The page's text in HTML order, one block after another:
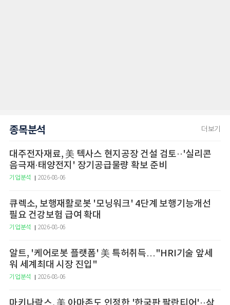
종목분석 더보기
대주전자재료, 美 텍사스 현지공장 건설 검토··'실리콘
음극재·태양전지' 장기공급물량 확보 준비
기업분석 2026-08-06
큐렉소, 보행재활로봇 '모닝워크' 4단계 보행기능개선
필요 건강보험 급여 확대
기업분석 2026-08-06
알트, '케어로봇 플랫폼' 美 특허취득…"HRI기술 앞세
워 세계최대 시장 진입"
기업분석 2026-08-06